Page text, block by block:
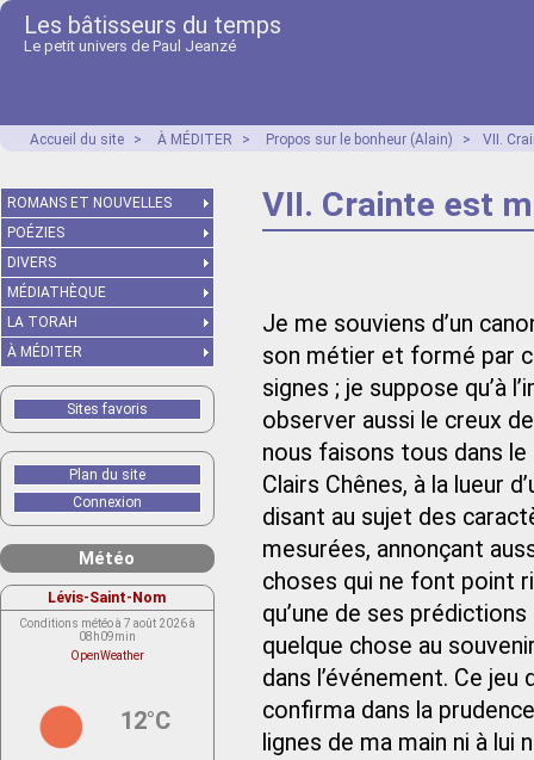
Les bâtisseurs du temps
Le petit univers de Paul Jeanzé
Accueil du site > À MÉDITER > Propos sur le bonheur (Alain) > VII.
VII. Crainte est
Je me souviens d’un
son métier et formé par
signes ; je suppose qu’à
observer aussi le creux
nous faisons tous dans
Clairs Chênes, à la lueur
disant au sujet des
mesurées, annonçant
choses qui ne font point
qu’une de ses
quelque chose au
dans l’événement. Ce
confirma dans la
lignes de ma main ni à lui
ROMANS ET NOUVELLES
POÉZIES
DIVERS
MÉDIATHÈQUE
LA TORAH
À MÉDITER
Sites favoris
Plan du site
Connexion
Météo
Lévis-Saint-Nom
Conditions météo à 7 août 2026 à
08h09min
OpenWeather
12°C